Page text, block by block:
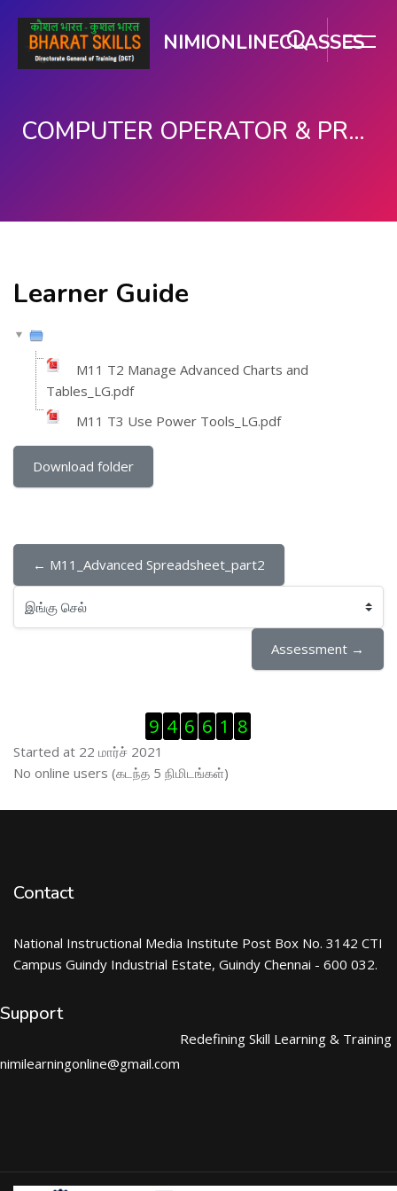
NIMIONLINECLASSES
COMPUTER OPERATOR & PROGRAMMING ASSISTANT (COPA)
Learner Guide
M11 T2 Manage Advanced Charts and
Tables_LG.pdf
M11 T3 Use Power Tools_LG.pdf
Download folder
← M11_Advanced Spreadsheet_part2
இங்கு செல்
Assessment →
Visitor Counter ஐத் தவிர்
9 4 6 6 1 8
Started at 22 மார்ச் 2021
இணைப்புநிலைப் பயனாளர் ஐத் தவிர்
No online users (கடந்த 5 நிமிடங்கள்)
Contact
National Instructional Media Institute Post Box No. 3142 CTI
Campus Guindy Industrial Estate, Guindy Chennai - 600 032.
Support
nimilearningonline@gmail.com
Redefining Skill Learning & Training